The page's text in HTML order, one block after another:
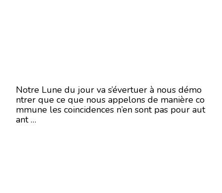
Notre Lune du jour va s’évertuer à nous démo
ntrer que ce que nous appelons de manière co
mmune les coincidences n’en sont pas pour aut
ant …